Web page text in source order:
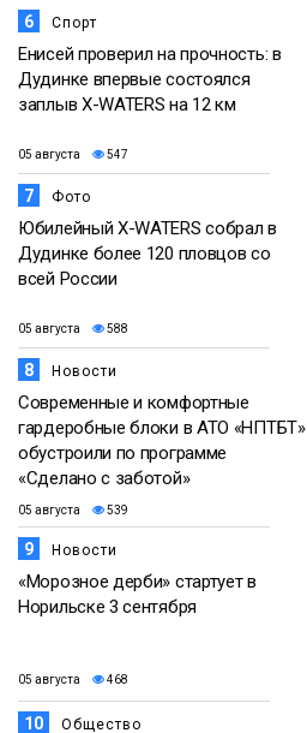
6 Спорт
Енисей проверил на прочность: в
Дудинке впервые состоялся
заплыв X-WATERS на 12 км
05 августа 547
7 Фото
Юбилейный X-WATERS собрал в
Дудинке более 120 пловцов со
всей России
05 августа 588
8 Новости
Современные и комфортные
гардеробные блоки в АТО «НПТБТ»
обустроили по программе
«Сделано с заботой»
05 августа 539
9 Новости
«Морозное дерби» стартует в
Норильске 3 сентября
05 августа 468
10 Общество